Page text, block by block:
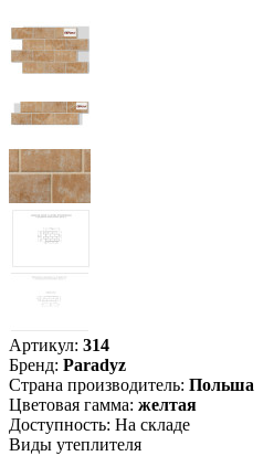
Артикул: 314
Бренд: Paradyz
Страна производитель: Польша
Цветовая гамма: желтая
Доступность: На складе
Виды утеплителя